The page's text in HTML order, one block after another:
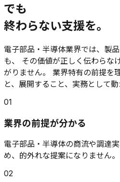
でも
終わらない支援を。
電子部品・半導体業界では、製
も、 その価値が正しく伝わらな
がりません。 業界特有の前提を
と、展開すること、実務として
01
業界の前提が分かる
電子部品・半導体の商流や調達
め、的外れな提案になりません。
02